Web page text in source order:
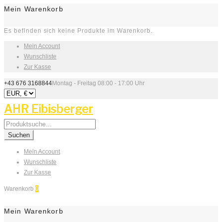
Mein Warenkorb
Es befinden sich keine Produkte im Warenkorb.
Mein Account
Wunschliste
Zur Kasse
+43 676 3168844Montag - Freitag 08:00 - 17:00 Uhr
AHR Eibisberger
Search
for:
Suchen
Mein Account
Wunschliste
Zur Kasse
Warenkorb 0
Mein Warenkorb